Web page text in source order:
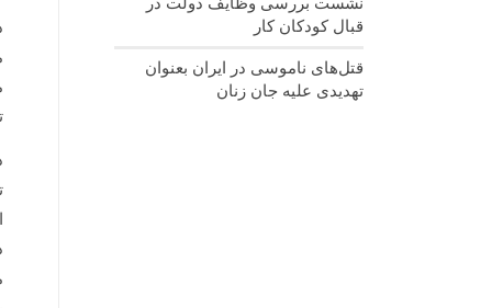
قبال کودکان کار
قتل‌های ناموسی در ایران بعنوان
تهدیدی علیه جان زنان